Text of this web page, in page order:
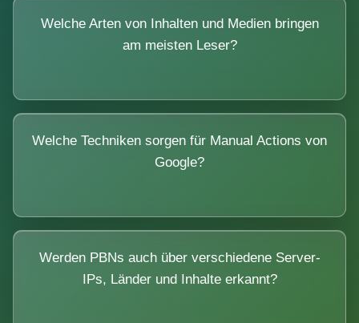
Welche Arten von Inhalten und Medien bringen
am meisten Leser?
Welche Techniken sorgen für Manual Actions von
Google?
Werden PBNs auch über verschiedene Server-
IPs, Länder und Inhalte erkannt?